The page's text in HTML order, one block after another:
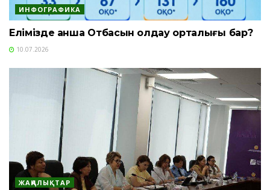
ИНФОГРАФИКА
Елімізде қанша Отбасын қолдау орталығы бар?
10.07.2026
ЖАҢАЛЫҚТАР